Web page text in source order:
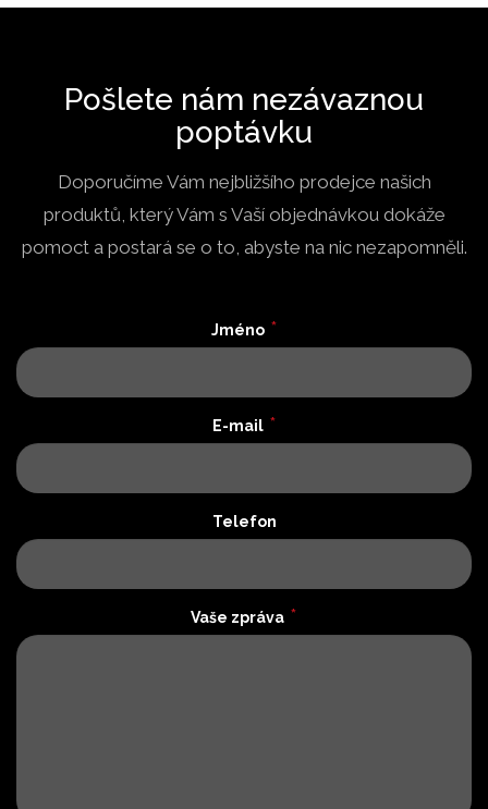
Pošlete nám nezávaznou
poptávku
Doporučíme Vám nejbližšího prodejce našich
produktů, který Vám s Vaší objednávkou dokáže
pomoct a postará se o to, abyste na nic nezapomněli.
Jméno *
E-mail *
Telefon
Vaše zpráva *